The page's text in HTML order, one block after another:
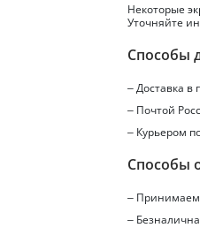
Некоторые
Уточняйте
Способы
– Доставка в
– Почтой
– Курьером
Способы
– Принимаем
–